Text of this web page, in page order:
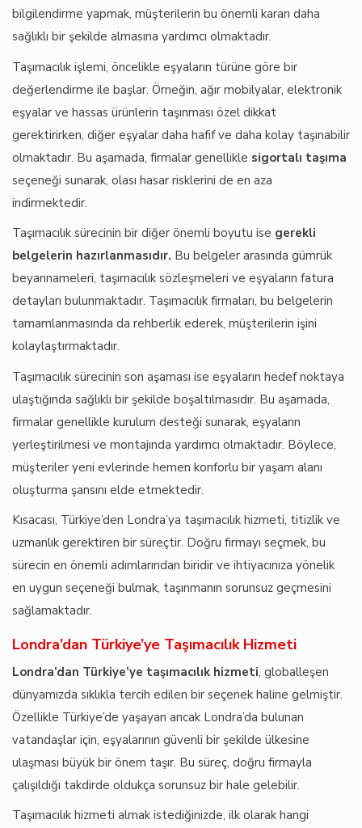
bilgilendirme yapmak, müşterilerin bu önemli kararı daha
sağlıklı bir şekilde almasına yardımcı olmaktadır.
Taşımacılık işlemi, öncelikle eşyaların türüne göre bir
değerlendirme ile başlar. Örneğin, ağır mobilyalar, elektronik
eşyalar ve hassas ürünlerin taşınması özel dikkat
gerektirirken, diğer eşyalar daha hafif ve daha kolay taşınabilir
olmaktadır. Bu aşamada, firmalar genellikle sigortalı taşıma
seçeneği sunarak, olası hasar risklerini de en aza
indirmektedir.
Taşımacılık sürecinin bir diğer önemli boyutu ise gerekli
belgelerin hazırlanmasıdır. Bu belgeler arasında gümrük
beyannameleri, taşımacılık sözleşmeleri ve eşyaların fatura
detayları bulunmaktadır. Taşımacılık firmaları, bu belgelerin
tamamlanmasında da rehberlik ederek, müşterilerin işini
kolaylaştırmaktadır.
Taşımacılık sürecinin son aşaması ise eşyaların hedef noktaya
ulaştığında sağlıklı bir şekilde boşaltılmasıdır. Bu aşamada,
firmalar genellikle kurulum desteği sunarak, eşyaların
yerleştirilmesi ve montajında yardımcı olmaktadır. Böylece,
müşteriler yeni evlerinde hemen konforlu bir yaşam alanı
oluşturma şansını elde etmektedir.
Kısacası, Türkiye’den Londra’ya taşımacılık hizmeti, titizlik ve
uzmanlık gerektiren bir süreçtir. Doğru firmayı seçmek, bu
sürecin en önemli adımlarından biridir ve ihtiyacınıza yönelik
en uygun seçeneği bulmak, taşınmanın sorunsuz geçmesini
sağlamaktadır.
Londra’dan Türkiye’ye Taşımacılık Hizmeti
Londra’dan Türkiye’ye taşımacılık hizmeti, globalleşen
dünyamızda sıklıkla tercih edilen bir seçenek haline gelmiştir.
Özellikle Türkiye’de yaşayan ancak Londra’da bulunan
vatandaşlar için, eşyalarının güvenli bir şekilde ülkesine
ulaşması büyük bir önem taşır. Bu süreç, doğru firmayla
çalışıldığı takdirde oldukça sorunsuz bir hale gelebilir.
Taşımacılık hizmeti almak istediğinizde, ilk olarak hangi